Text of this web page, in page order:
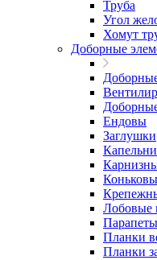
Труба
Угол
Хомут
Доборные
Ендовы
Заглушки
Лобовые
Парапеты
Планки
Планки